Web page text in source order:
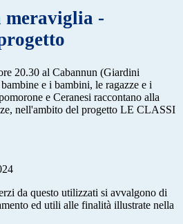
meraviglia -
20.30 al Cabannun (Giardini
e i bambini, le ragazze e i
e Ceranesi raccontano alla
nell'ambito del progetto LE CLASSI
da questo utilizzati si avvalgono di
ed utili alle finalità illustrate nella